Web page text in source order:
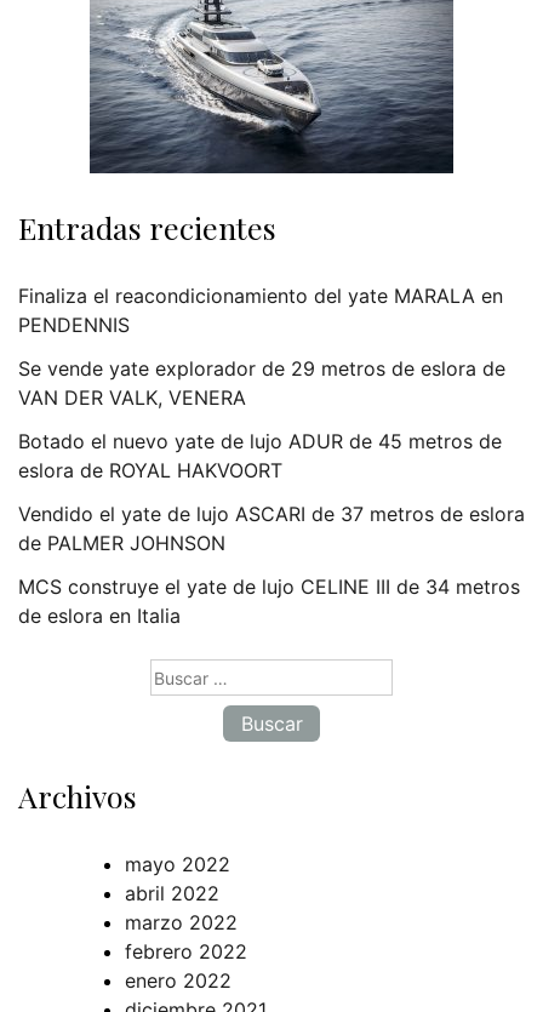
Entradas recientes
Finaliza el reacondicionamiento del yate MARALA en
PENDENNIS
Se vende yate explorador de 29 metros de eslora de
VAN DER VALK, VENERA
Botado el nuevo yate de lujo ADUR de 45 metros de
eslora de ROYAL HAKVOORT
Vendido el yate de lujo ASCARI de 37 metros de eslora
de PALMER JOHNSON
MCS construye el yate de lujo CELINE III de 34 metros
de eslora en Italia
Archivos
mayo 2022
abril 2022
marzo 2022
febrero 2022
enero 2022